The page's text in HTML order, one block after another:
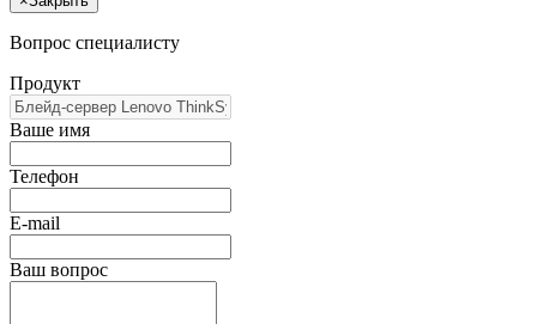
Вопрос специалисту
Продукт
Ваше имя
Телефон
E-mail
Ваш вопрос